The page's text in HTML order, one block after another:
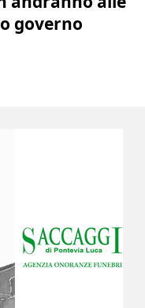
governo